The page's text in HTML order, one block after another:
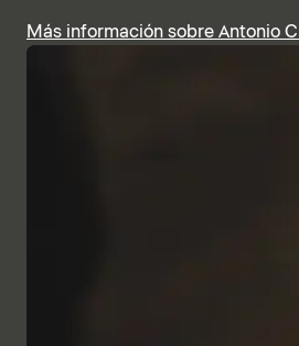
Más información sobre Antonio